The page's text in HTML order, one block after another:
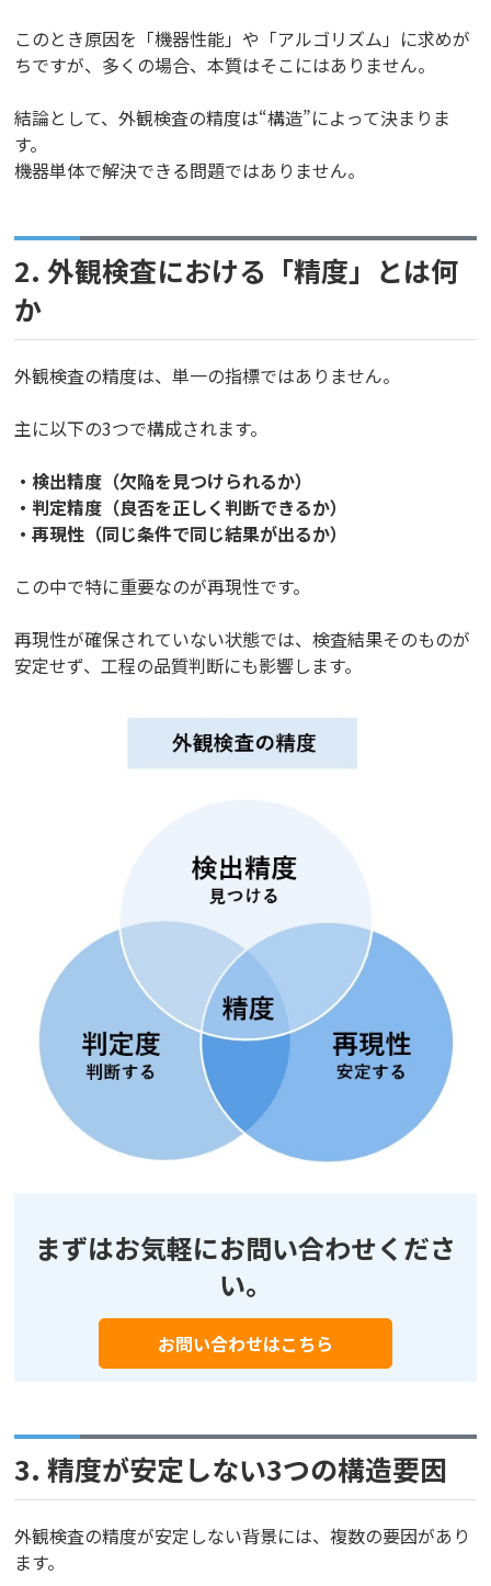
このとき原因を「機器性能」や「アルゴリズム」に求めが
ちですが、多くの場合、本質はそこにはありません。
結論として、外観検査の精度は“構造”によって決まりま
す。
機器単体で解決できる問題ではありません。
2.外観検査における「精度」とは何
か
外観検査の精度は、単一の指標ではありません。
主に以下の3つで構成されます。
・検出精度（欠陥を見つけられるか）
・判定精度（良否を正しく判断できるか）
・再現性（同じ条件で同じ結果が出るか）
この中で特に重要なのが再現性です。
再現性が確保されていない状態では、検査結果そのものが
安定せず、工程の品質判断にも影響します。
まずはお気軽にお問い合わせくださ
い。
お問い合わせはこちら
3.精度が安定しない3つの構造要因
外観検査の精度が安定しない背景には、複数の要因があり
ます。